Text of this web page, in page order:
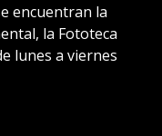
encuentran la
la Fototeca
lunes a viernes